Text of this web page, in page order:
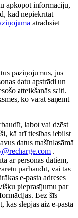
apkopot informāciju,
kad nepiekrītat
atradīsiet
paziņojumus, jūs
datu apstrādi un
atteikšanās saiti.
ko varat saņemt
labot vai dzēst
kā arī tiesības iebilst
datus mašīnlasāmā
.
ar personas datiem,
pārbaudīt, vai tas
e-pasta adreses
pieprasījumu par
Bez šīs
kas slēpjas aiz e-pasta